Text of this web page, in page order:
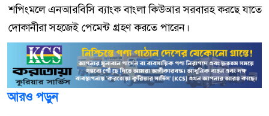
শপিংমলে এনআরবিসি ব্যাংক বাংলা কিউআর সরবারহ করছে যাতে
দোকানীরা সহজেই পেমেন্ট গ্রহণ করতে পারেন।
আরও পড়ুন